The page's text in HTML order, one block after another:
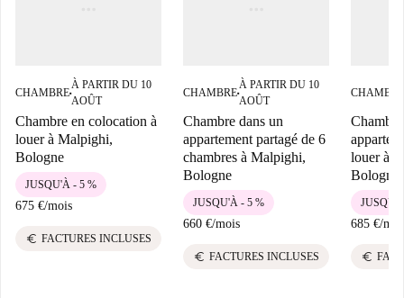
CHAMBRE■
À PARTIR DU 10
AOÛT
Chambre en colocation à
louer à Malpighi,
Bologne
675 €/mois
JUSQU'À - 5 %
euro FACTURES INCLUSES
CHAMBRE■
À PARTIR DU 10
AOÛT
Chambre dans un
appartement partagé de 6
chambres à Malpighi,
Bologne
660 €/mois
JUSQU'À - 5 %
euro FACTURES INCLUSES
CHAMBRE
louer à
Bologne.
685 €/
euro